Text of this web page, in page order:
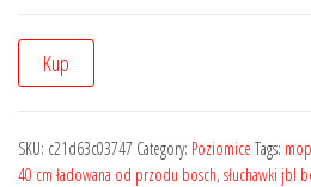
Kup
SKU: c21d63c03747 Category: Poziomice Tags:
40 cm ładowana od przodu bosch, słuchawki jbl